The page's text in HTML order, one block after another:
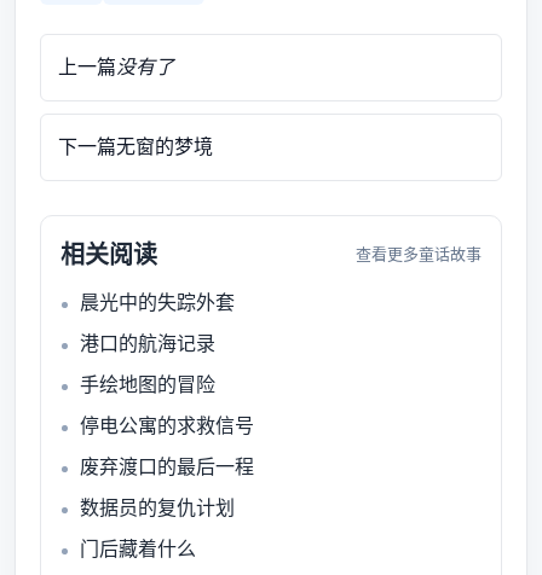
上一篇没有了
下一篇无窗的梦境
相关阅读 查看更多童话故事
晨光中的失踪外套
港口的航海记录
手绘地图的冒险
停电公寓的求救信号
废弃渡口的最后一程
数据员的复仇计划
门后藏着什么